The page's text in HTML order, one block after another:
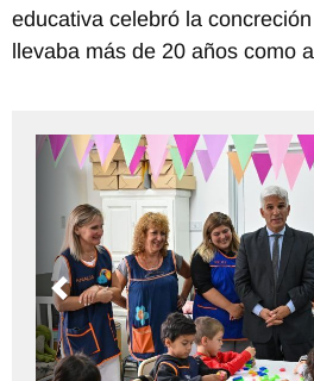
educativa celebró la
llevaba más de 20 años como
Previous